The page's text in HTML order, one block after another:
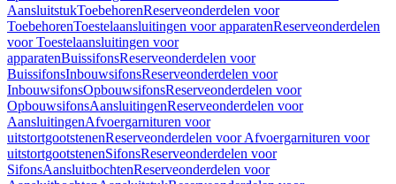
AansluitstukToebehorenReserveonderdelen voor
ToebehorenToestelaansluitingen voor apparatenReserveonderdelen
voor Toestelaansluitingen voor
apparatenBuissifonsReserveonderdelen voor
BuissifonsInbouwsifonsReserveonderdelen voor
InbouwsifonsOpbouwsifonsReserveonderdelen voor
OpbouwsifonsAansluitingenReserveonderdelen voor
AansluitingenAfvoergarnituren voor
uitstortgootstenenReserveonderdelen voor Afvoergarnituren voor
uitstortgootstenenSifonsReserveonderdelen voor
SifonsAansluitbochtenReserveonderdelen voor